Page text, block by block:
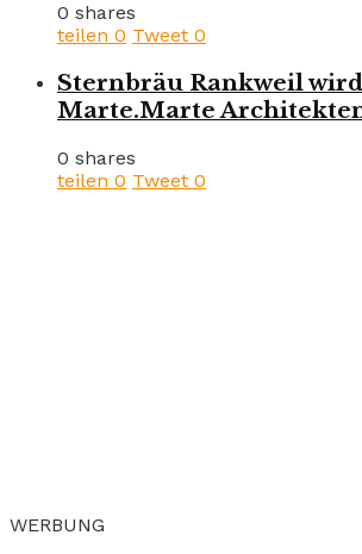
0 shares
teilen 0 Tweet 0
Sternbräu Rankweil
Marte.Marte
0 shares
teilen 0 Tweet 0
WERBUNG